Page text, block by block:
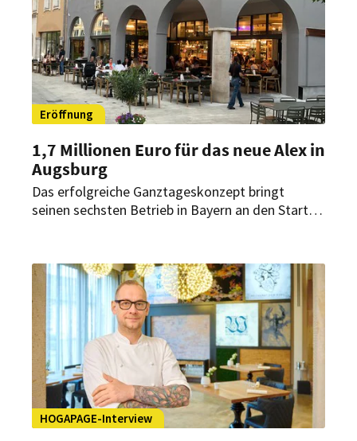
Eröffnung
1,7 Millionen Euro für das neue Alex in
Augsburg
Das erfolgreiche Ganztageskonzept bringt
seinen sechsten Betrieb in Bayern an den Start.
überdachte Außenfläche in zentraler
Innenstadtlage.
HOGAPAGE-Interview